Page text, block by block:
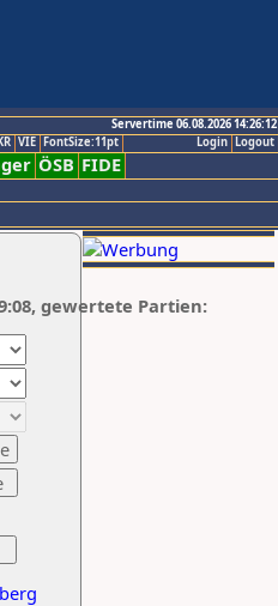
Servertime 06.08.2026 14:26:12
Logout
Login
VIE FontSize:11pt
ÖSB FIDE
gewertete Partien: